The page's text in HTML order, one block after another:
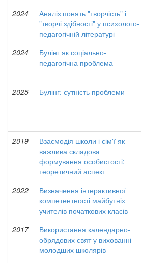
2024
Аналіз понять "творчість" і
"творчі здібності" у психолого-
педагогічній літературі
2024
Булінг як соціально-
педагогічна проблема
2025
Булінг: сутність проблеми
2019
Взаємодія школи і сім'ї як
важлива складова
формування особистості:
теоретичний аспект
2022
Визначення інтерактивної
компетентності майбутніх
учителів початкових класів
2017
Використання календарно-
обрядових свят у вихованні
молодших школярів